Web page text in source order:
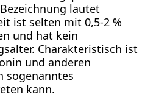
lautet
ist selten mit 0,5-2 %
und hat kein
Charakteristisch ist
und anderen
sogenanntes
kann.